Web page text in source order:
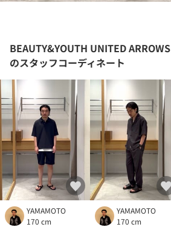
BEAUTY&YOUTH UNITED ARROWS
のスタッフコーディネート
YAMAMOTO
170 cm
YAMAMOTO
170 cm